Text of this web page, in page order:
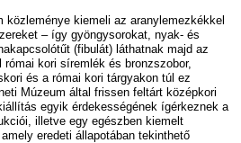
közleménye kiemeli az aranylemezkékkel
– így gyöngysorokat, nyak- és
(fibulát) láthatnak majd az
kori síremlék és bronzszobor,
és a római kori tárgyakon túl ez
Múzeum által frissen feltárt középkori
egyik érdekességének ígérkeznek a
illetve egy egészben kiemelt
eredeti állapotában tekinthető